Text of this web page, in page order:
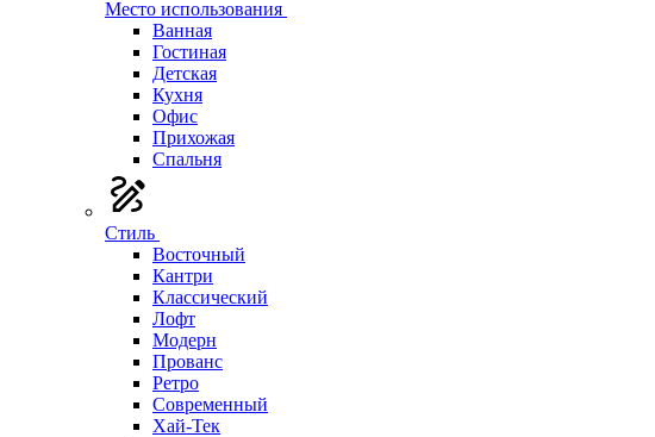
Место использования
Ванная
Гостиная
Детская
Кухня
Офис
Прихожая
Спальня
Стиль
Восточный
Кантри
Классический
Лофт
Модерн
Прованс
Ретро
Современный
Хай-Тек